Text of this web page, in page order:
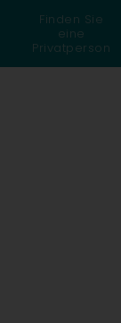
Finden Sie
eine
Privatperson